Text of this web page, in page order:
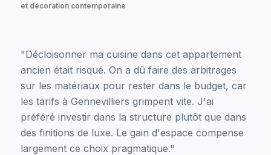
et décoration contemporaine
"Décloisonner ma cuisine dans cet appartement
ancien était risqué. On a dû faire des arbitrages
sur les matériaux pour rester dans le budget, car
les tarifs à Gennevilliers grimpent vite. J'ai
préféré investir dans la structure plutôt que dans
des finitions de luxe. Le gain d'espace compense
largement ce choix pragmatique."